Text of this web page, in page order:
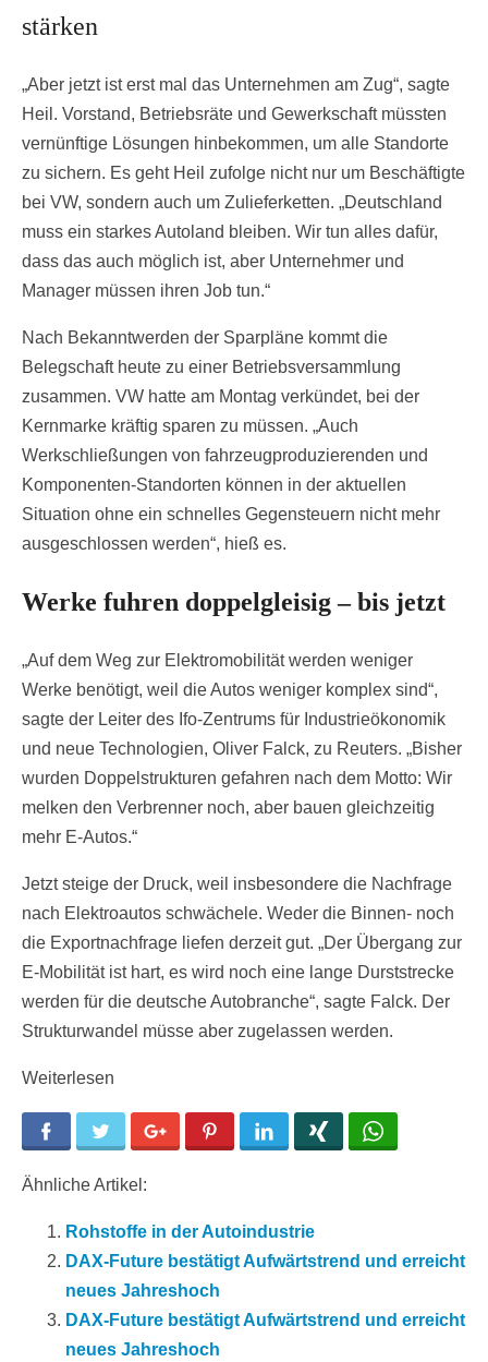
stärken
„Aber jetzt ist erst mal das Unternehmen am Zug“, sagte
Heil. Vorstand, Betriebsräte und Gewerkschaft müssten
vernünftige Lösungen hinbekommen, um alle Standorte
zu sichern. Es geht Heil zufolge nicht nur um Beschäftigte
bei VW, sondern auch um Zulieferketten. „Deutschland
muss ein starkes Autoland bleiben. Wir tun alles dafür,
dass das auch möglich ist, aber Unternehmer und
Manager müssen ihren Job tun.“
Nach Bekanntwerden der Sparpläne kommt die
Belegschaft heute zu einer Betriebsversammlung
zusammen. VW hatte am Montag verkündet, bei der
Kernmarke kräftig sparen zu müssen. „Auch
Werkschließungen von fahrzeugproduzierenden und
Komponenten-Standorten können in der aktuellen
Situation ohne ein schnelles Gegensteuern nicht mehr
ausgeschlossen werden“, hieß es.
Werke fuhren doppelgleisig – bis jetzt
„Auf dem Weg zur Elektromobilität werden weniger
Werke benötigt, weil die Autos weniger komplex sind“,
sagte der Leiter des Ifo-Zentrums für Industrieökonomik
und neue Technologien, Oliver Falck, zu Reuters. „Bisher
wurden Doppelstrukturen gefahren nach dem Motto: Wir
melken den Verbrenner noch, aber bauen gleichzeitig
mehr E-Autos.“
Jetzt steige der Druck, weil insbesondere die Nachfrage
nach Elektroautos schwächele. Weder die Binnen- noch
die Exportnachfrage liefen derzeit gut. „Der Übergang zur
E-Mobilität ist hart, es wird noch eine lange Durststrecke
werden für die deutsche Autobranche“, sagte Falck. Der
Strukturwandel müsse aber zugelassen werden.
Weiterlesen
Facebook Twitter Google+ Pinterest LinkedIn
Ähnliche Artikel:
Rohstoffe in der Autoindustrie
DAX-Future bestätigt Aufwärtstrend und erreicht
neues Jahreshoch
DAX-Future bestätigt Aufwärtstrend und erreicht
neues Jahreshoch